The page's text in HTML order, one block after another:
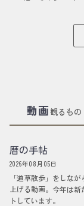
らではのガラス窓や木
が残っています。台
動画観るも
暦の手帖
2026年08月05日
「道草散歩」をしな
上げる動画。今年は
トしています。